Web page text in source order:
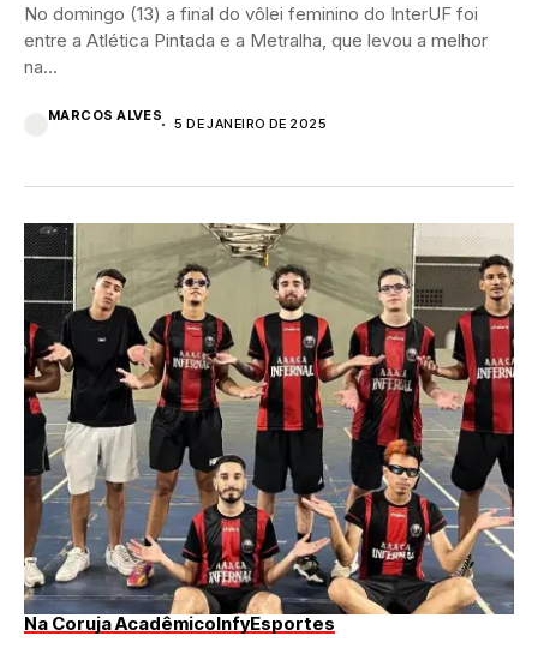
No domingo (13) a final do vôlei feminino do InterUF foi
entre a Atlética Pintada e a Metralha, que levou a melhor
na...
MARCOS ALVES
5 DE JANEIRO DE 2025
Na Coruja AcadêmicoInfyEsportes